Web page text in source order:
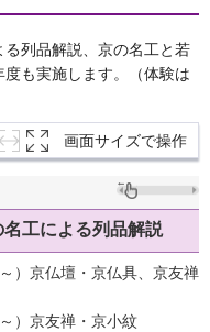
列品解説、京の名工と若
も実施します。（体験は
画面サイズで操作
名工による列品解説
）京仏壇・京仏具、京友禅
）京友禅・京小紋